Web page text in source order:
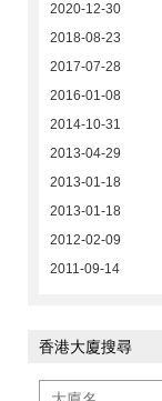
2020-12-30
2018-08-23
2017-07-28
2016-01-08
2014-10-31
2013-04-29
2013-01-18
2013-01-18
2012-02-09
2011-09-14
香港大廈搜尋